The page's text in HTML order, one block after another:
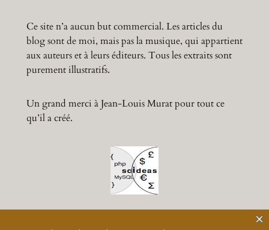
Ce site n’a aucun but commercial. Les articles du
blog sont de moi, mais pas la musique, qui appartient
aux auteurs et à leurs éditeurs. Tous les extraits sont
purement illustratifs.
Un grand merci à Jean-Louis Murat pour tout ce
qu’il a créé.